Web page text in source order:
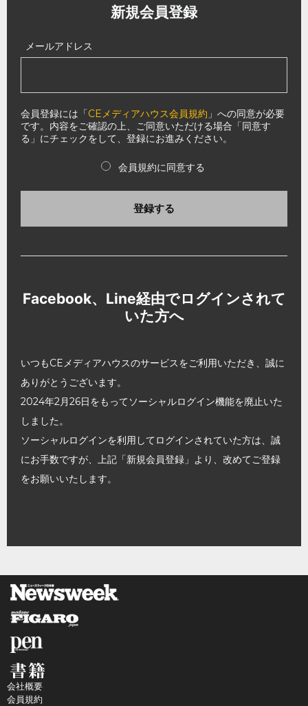
新規会員登録
メールアドレス
会員登録には「CEメディアハウス会員規約 」への同意が必要
です。内容をご確認の上、ご同意いただける場合「同意す
る」にチェックをして、登録にお進みください。
会員規約に同意する
登録する
Facebook、Line経由でログインされて
いた方へ
いつもCEメディアハウスのサービスをご利用いただき、誠に
ありがとうございます。
2024年2月26日をもってソーシャルログイン機能を廃止いた
しました。
ソーシャルログインを利用してログインされていた方は、誠
にお手数ですが、上記「新規会員登録」より、改めてご登録
をお願いいたします。
会社概要
会員規約